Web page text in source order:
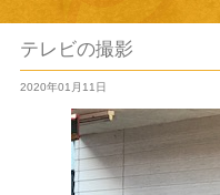
テレビの撮影
2020年01月11日